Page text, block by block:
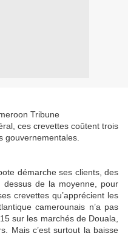
Tribune
ces crevettes coûtent trois
gouvernementales.
démarche ses clients, des
de la moyenne, pour
crevettes qu’apprécient les
camerounais n’a pas
sur les marchés de Douala,
Mais c’est surtout la baisse